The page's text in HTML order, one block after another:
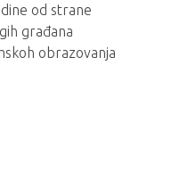
od strane
građana
obrazovanja